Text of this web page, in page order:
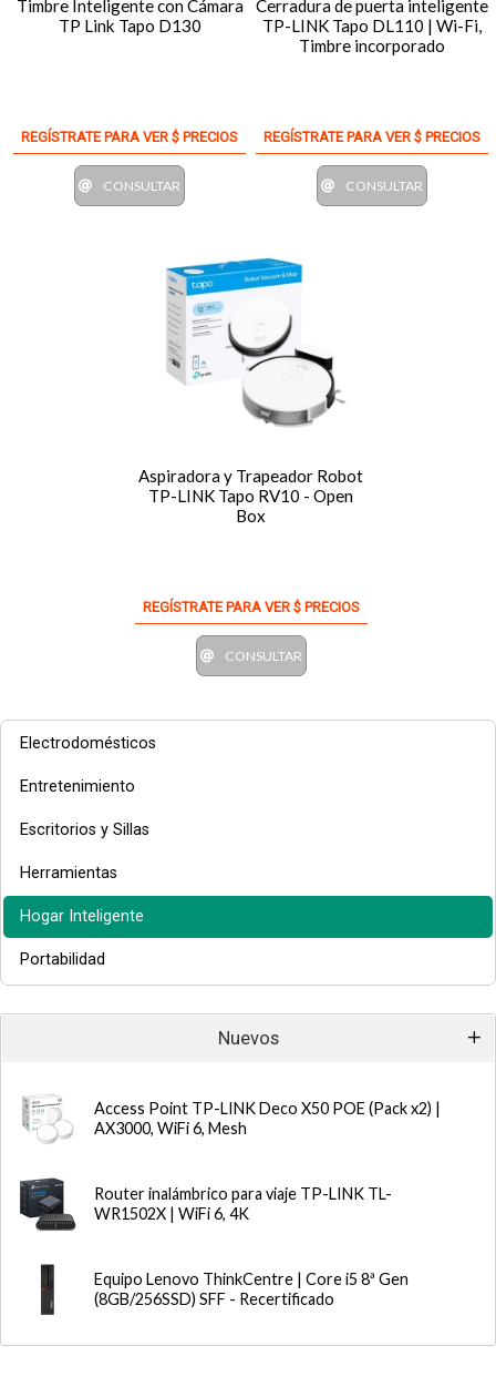
Electrodomésticos
Entretenimiento
Escritorios y Sillas
Herramientas
Hogar Inteligente
Portabilidad
Nuevos
Access Point TP-LINK Deco X50 POE (Pack x2) |
AX3000, WiFi 6, Mesh
Router inalámbrico para viaje TP-LINK TL-
WR1502X | WiFi 6, 4K
Equipo Lenovo ThinkCentre | Core i5 8ª Gen
(8GB/256SSD) SFF - Recertificado
Timbre Inteligente con Cámara
TP Link Tapo D130
REGÍSTRATE PARA VER $ PRECIOS
CONSULTAR
Cerradura de puerta inteligente
TP-LINK Tapo DL110 | Wi-Fi,
Timbre incorporado
REGÍSTRATE PARA VER $ PRECIOS
CONSULTAR
Aspiradora y Trapeador Robot
TP-LINK Tapo RV10 - Open
Box
REGÍSTRATE PARA VER $ PRECIOS
CONSULTAR